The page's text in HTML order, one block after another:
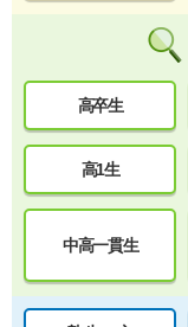
高卒生
高1生
中高一貫生